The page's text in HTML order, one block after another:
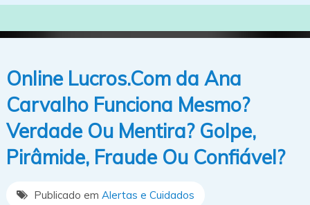
Online Lucros.Com da Ana
Carvalho Funciona Mesmo?
Verdade Ou Mentira? Golpe,
Pirâmide, Fraude Ou Confiável?
Publicado em Alertas e Cuidados